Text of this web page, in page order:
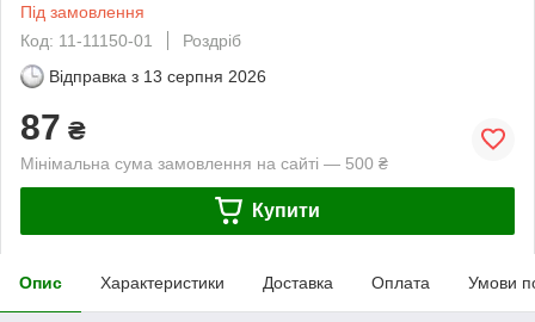
Під замовлення
Код: 11-11150-01
Роздріб
Відправка з 13 серпня 2026
87 ₴
Мінімальна сума замовлення на сайті — 500 ₴
Купити
Опис Характеристики Доставка Оплата Умови